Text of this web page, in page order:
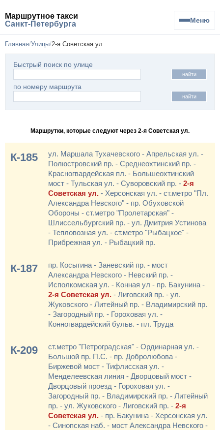
Маршрутное такси
Санкт-Петербурга
Меню
Главная Улицы 2-я Советская ул.
Быстрый поиск по улице
найти
по номеру маршрута
найти
Маршрутки, которые следуют через 2-я Советская ул.
К-185
ул. Маршала Тухачевского - Апрельская ул. -
Полюстровский пр. - Среднеохтинский пр. -
Красногвардейская пл. - Большеохтинский
мост - Тульская ул. - Суворовский пр. - 2-я
Советская ул. - Херсонская ул. - ст.метро "Пл.
Александра Невского" - пр. Обуховской
Обороны - ст.метро "Пролетарская" -
Шлиссельбургский пр. - ул. Дмитрия Устинова
- Тепловозная ул. - ст.метро "Рыбацкое" -
Прибрежная ул. - Рыбацкий пр.
К-187
пр. Косыгина - Заневский пр. - мост
Александра Невского - Невский пр. -
Исполкомская ул. - Конная ул - пр. Бакунина -
2-я Советская ул. - Лиговский пр. - ул.
Жуковского - Литейный пр. - Владимирский пр.
- Загородный пр. - Гороховая ул. -
Конногвардейский бульв. - пл. Труда
К-209
ст.метро "Петроградская" - Ординарная ул. -
Большой пр. П.С. - пр. Добролюбова -
Биржевой мост - Тифлисская ул. -
Менделеевская линия - Дворцовый мост -
Дворцовый проезд - Гороховая ул. -
Загородный пр. - Владимирский пр. - Литейный
пр. - ул. Жуковского - Лиговский пр. - 2-я
Советская ул. - пр. Бакунина - Херсонская ул.
- Синопская наб. - мост Александра Невского -